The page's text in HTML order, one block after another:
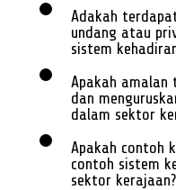
Adakah
undang atau
sistem
Apakah amalan
dan
dalam sektor
Apakah contoh
contoh sistem
sektor kerajaan?